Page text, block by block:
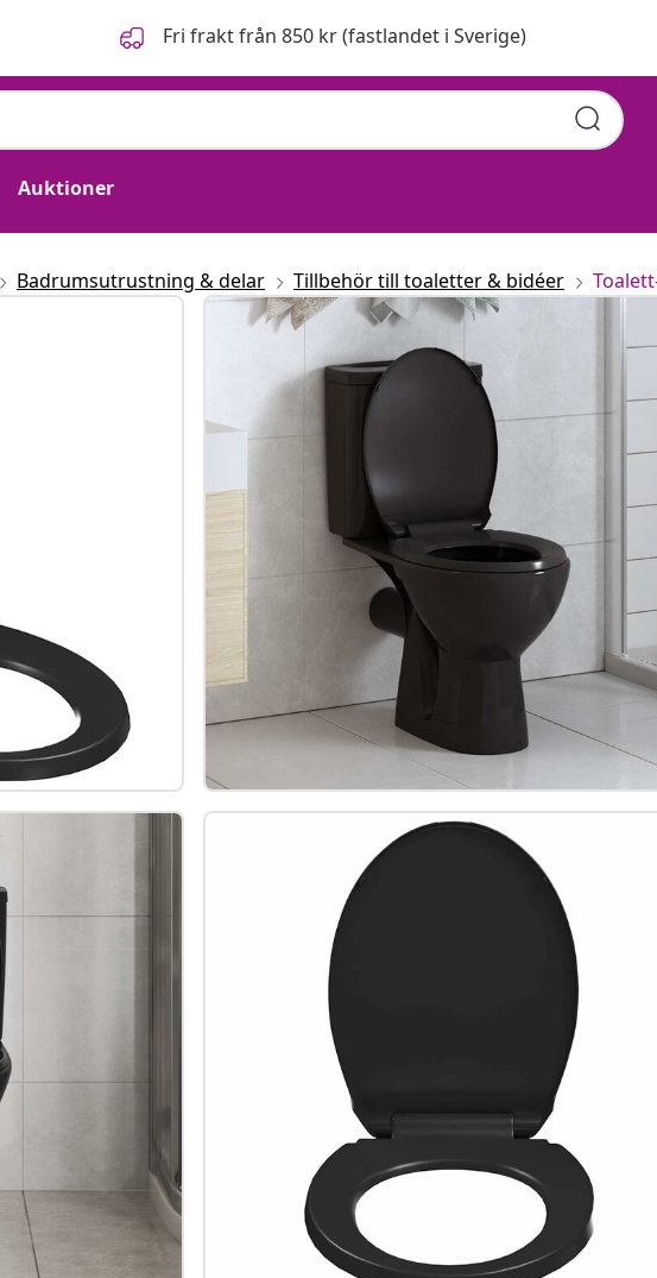
Fri frakt från 850 kr (fastlandet i Sverige)
Auktioner
Badrumsutrustning & delar Tillbehör till toaletter & bidéer